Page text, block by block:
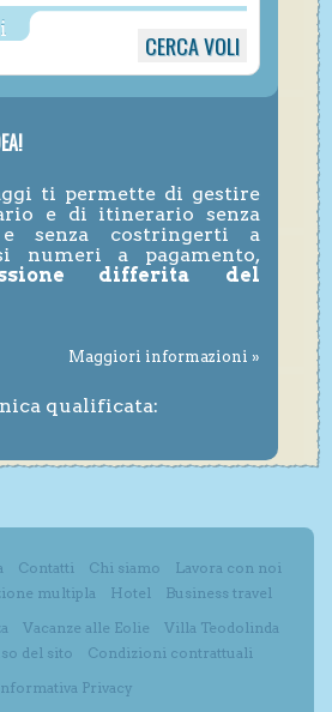
ti permette di gestire
e di itinerario senza
senza costringerti a
numeri a pagamento,
differita del
Maggiori informazioni »
qualificata:
Contatti Chi siamo
Lavora con noi
multipla Hotel
Business travel
Vacanze alle Eolie
Villa Teodolinda
del sito
Condizioni contrattuali
Privacy